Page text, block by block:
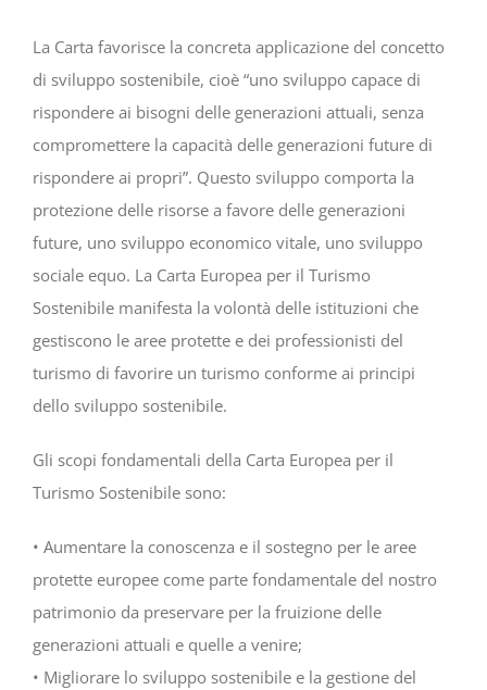
La Carta favorisce la concreta applicazione del concetto
di sviluppo sostenibile, cioè “uno sviluppo capace di
rispondere ai bisogni delle generazioni attuali, senza
compromettere la capacità delle generazioni future di
rispondere ai propri”. Questo sviluppo comporta la
protezione delle risorse a favore delle generazioni
future, uno sviluppo economico vitale, uno sviluppo
sociale equo. La Carta Europea per il Turismo
Sostenibile manifesta la volontà delle istituzioni che
gestiscono le aree protette e dei professionisti del
turismo di favorire un turismo conforme ai principi
dello sviluppo sostenibile.
Gli scopi fondamentali della Carta Europea per il
Turismo Sostenibile sono:
• Aumentare la conoscenza e il sostegno per le aree
protette europee come parte fondamentale del nostro
patrimonio da preservare per la fruizione delle
generazioni attuali e quelle a venire;
• Migliorare lo sviluppo sostenibile e la gestione del